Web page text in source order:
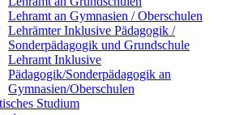
Lehramt an Gymnasien / Oberschulen
Lehrämter Inklusive Pädagogik /
Sonderpädagogik und Grundschule
Lehramt Inklusive
Pädagogik/Sonderpädagogik an
Gymnasien/Oberschulen
Studium